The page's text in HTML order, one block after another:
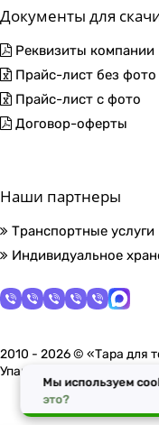
Документы для
Реквизиты компании
Прайс-лист без фото
Прайс-лист с фото
Договор-оферты
Наши партнеры
Транспортные услуги
Индивидуальное
2010 - 2026 © «Тара для
Упаковочные материалы
Мы используем
это?